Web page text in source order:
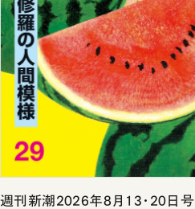
週刊新潮2026年8月13・20日号